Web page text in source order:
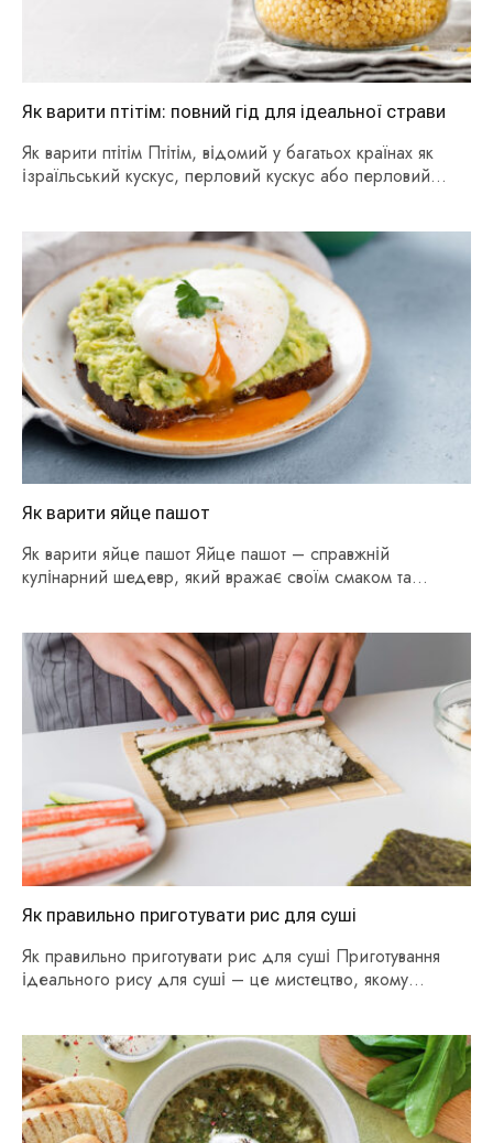
Як варити птітім: повний гід для ідеальної страви
Як варити птітім Птітім, відомий у багатьох країнах як
ізраїльський кускус, перловий кускус або перловий…
Як варити яйце пашот
Як варити яйце пашот Яйце пашот – справжній
кулінарний шедевр, який вражає своїм смаком та…
Як правильно приготувати рис для суші
Як правильно приготувати рис для суші Приготування
ідеального рису для суші – це мистецтво, якому…